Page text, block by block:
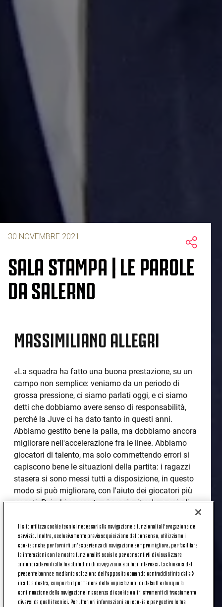
30 NOVEMBRE 2021
SALA STAMPA | LE PAROLE
DA SALERNO
MASSIMILIANO ALLEGRI
«La squadra ha fatto una buona prestazione, su un
campo non semplice: veniamo da un periodo di
grossa pressione, ci siamo parlati oggi, e ci siamo
detti che dobbiamo avere senso di responsabilità,
perché la Juve ci ha dato tanto in questi anni.
Abbiamo gestito bene la palla, ma dobbiamo ancora
migliorare nell'accelerazione fra le linee. Abbiamo
giocatori di talento, ma solo commettendo errori si
capiscono bene le situazioni della partita: i ragazzi
stasera si sono messi tutti a disposizione, in questo
modo si può migliorare, con l'aiuto dei giocatori più
esperti. Poi, chiaramente, siamo in ritardo, e quindi
maggiore serenità. In momenti come questi la cosa
migliore, secondo me, è semplificare. Oggi ho
parlato ai giocatori per lavorare sul livello mentale,
ricordando loro che adesso tocca a noi dare
qualcosa in più. Abbiamo un progetto con ragazzi
che devono ancora fare esperienza, e l'esperienza si
fa solamente giocando e passando anche
Il sito utilizza cookie tecnici necessari alla navigazione e funzionali all’erogazione del
servizio. Inoltre, esclusivamente previa acquisizione del consenso, utilizziamo i
cookie anche per fornirti un’esperienza di navigazione sempre migliore, per facilitare
le interazioni con le nostre funzionalità social e per consentirti di visualizzare
annunci aderenti alle tue abitudini di navigazione e ai tuoi interessi. La chiusura del
presente banner, mediante selezione dell’apposito comando contraddistinto dalla X
in alto a destra, comporta il permanere delle impostazioni di default e dunque la
continuazione della navigazione in assenza di cookie o altri strumenti di tracciamento
diversi da quelli tecnici. Per ulteriori informazioni sui cookie e per gestire le tue